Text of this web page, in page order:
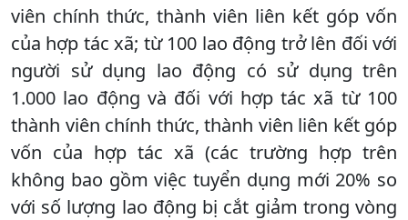
viên chính thức, thành viên liên kết góp vốn
của hợp tác xã; từ 100 lao động trở lên đối với
người sử dụng lao động có sử dụng trên
1.000 lao động và đối với hợp tác xã từ 100
thành viên chính thức, thành viên liên kết góp
vốn của hợp tác xã (các trường hợp trên
không bao gồm việc tuyển dụng mới 20% so
với số lượng lao động bị cắt giảm trong vòng